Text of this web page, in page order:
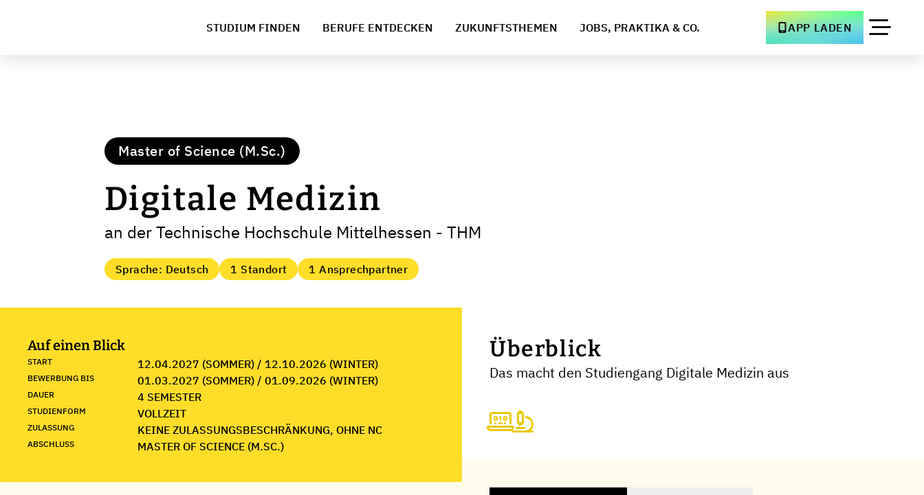
STUDIUM FINDEN BERUFE ENTDECKEN ZUKUNFTSTHEMEN JOBS, PRAKTIKA & CO. APP LADEN
Master of Science (M.Sc.)
Digitale Medizin
an der Technische Hochschule Mittelhessen - THM
Sprache: Deutsch 1 Standort 1 Ansprechpartner
Auf einen Blick
START 12.04.2027 (SOMMER) / 12.10.2026 (WINTER)
BEWERBUNG BIS 01.03.2027 (SOMMER) / 01.09.2026 (WINTER)
DAUER 4 SEMESTER
STUDIENFORM VOLLZEIT
ZULASSUNG KEINE ZULASSUNGSBESCHRÄNKUNG, OHNE NC
ABSCHLUSS MASTER OF SCIENCE (M.SC.)
Überblick
Das macht den Studiengang Digitale Medizin aus